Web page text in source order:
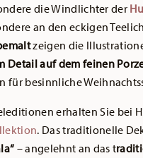
die Windlichter der
an den eckigen
zeigen die
Detail auf dem feinen
für besinnliche
erhalten Sie bei
. Das traditionelle
– angelehnt an das t